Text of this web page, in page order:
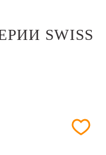
SWISS